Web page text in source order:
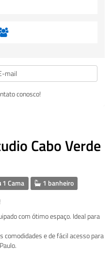
Cabo Verde
1 Cama 1 banheiro
com ótimo espaço. Ideal para
comodidades e de fácil acesso para
mail
conosco!